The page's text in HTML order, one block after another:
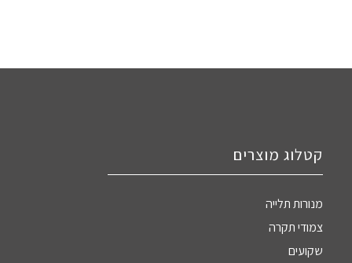
קטלוג מוצרים
מנורות תלייה
צמודי תקרה
שקועים